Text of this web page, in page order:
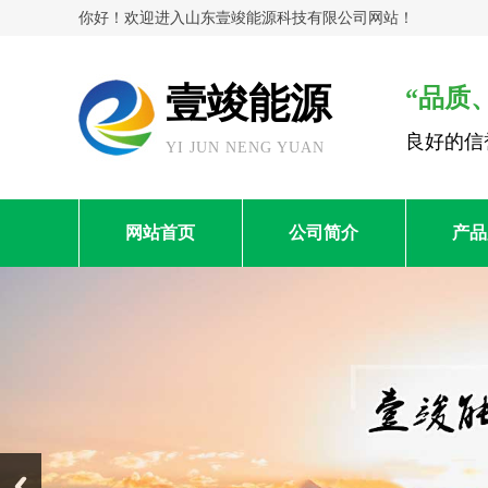
你好！欢迎进入山东壹竣能源科技有限公司网站！
壹竣能源
YI JUN NENG YUAN
“品质
良好的
网站首页 公司简介 产